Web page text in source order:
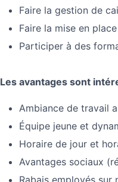
Faire la gestion de
Faire la mise en
Participer à des
Les avantages sont
Ambiance de travail
Équipe jeune et
Horaire de jour et
Avantages sociaux
Rabais employés